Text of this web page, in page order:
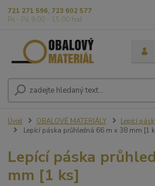
721 271 596, 723 602 577
Po - Pá 9,00 - 15,00 hod
Úvod OBALOVÉ MATERIÁLY Lepící
Lepící páska průhledná 66 m x 38 mm [1
Lepící páska
mm [1 ks]